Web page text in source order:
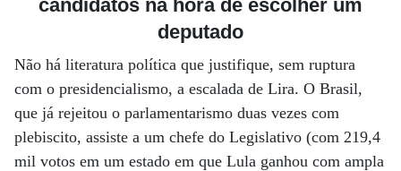
candidatos na hora de escolher um
deputado
Não há literatura política que justifique, sem ruptura
com o presidencialismo, a escalada de Lira. O Brasil,
que já rejeitou o parlamentarismo duas vezes com
plebiscito, assiste a um chefe do Legislativo (com 219,4
mil votos em um estado em que Lula ganhou com ampla